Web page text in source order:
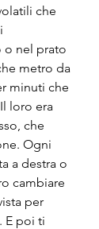
che
o nel prato
metro da
minuti che
loro era
che
Ogni
a destra o
cambiare
per
E poi ti